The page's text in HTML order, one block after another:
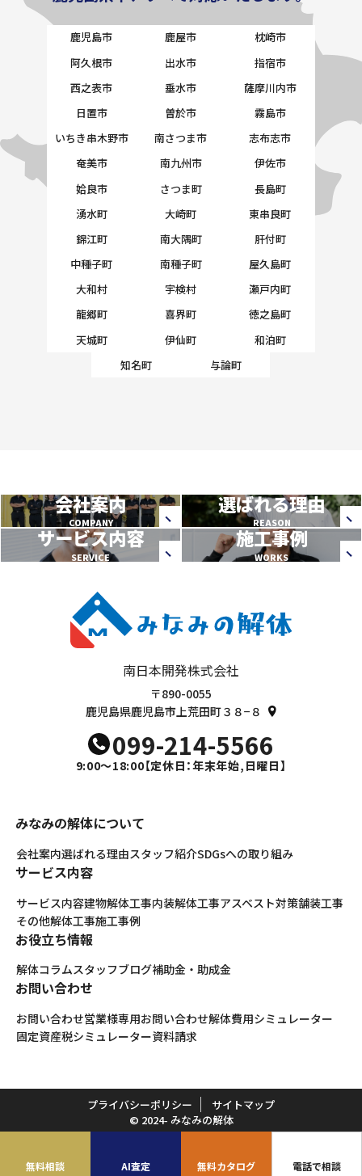
鹿児島市 鹿屋市
枕崎市
阿久根市
出水市
指宿市
西之表市
垂水市
薩摩川内市
日置市
曽於市
霧島市
いちき串木野市
南さつま市
志布志市
奄美市
南九州市
伊佐市
姶良市
さつま町
長島町
湧水町
大崎町
東串良町
錦江町
南大隅町
肝付町
中種子町
南種子町
屋久島町
大和村
宇検村
瀬戸内町
龍郷町
喜界町
徳之島町
天城町
伊仙町
和泊町
知名町
与論町
会社案内
COMPANY
選ばれる理由
REASON
サービス内容
SERVICE
施工事例
WORKS
南日本開発株式会社
〒890-0055
鹿児島県鹿児島市上荒田町３８−８
099-214-5566
9:00～18:00【定休日：年末年始,日曜日】
みなみの解体について
会社案内選ばれる理由スタッフ紹介SDGsへの取り組み
サービス内容
サービス内容建物解体工事内装解体工事アスベスト対策舗装工事
その他解体工事施工事例
お役立ち情報
解体コラムスタッフブログ補助金・助成金
お問い合わせ
お問い合わせ営業様専用お問い合わせ解体費用シミュレーター
固定資産税シミュレーター資料請求
無料相談 AI査定 無料カタログ 電話で相談
プライバシーポリシー
サイトマップ
© 2024- みなみの解体